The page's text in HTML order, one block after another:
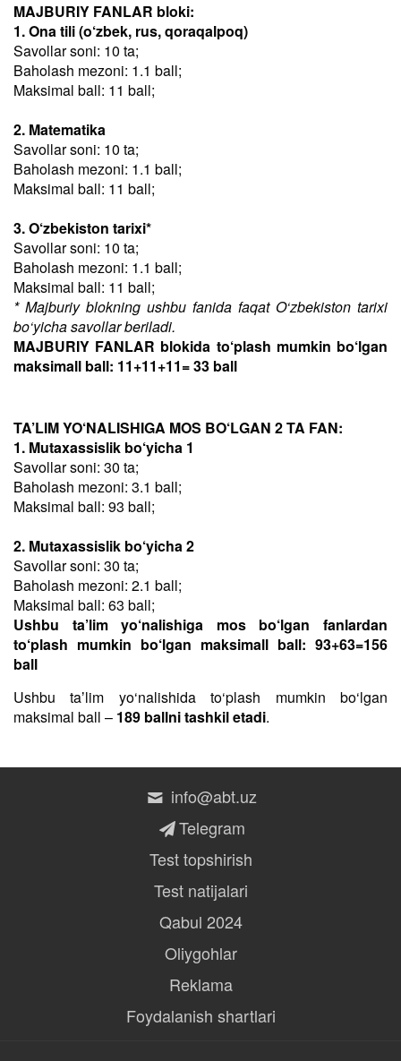
MAJBURIY FANLAR bloki:
1. Ona tili (o‘zbek, rus, qoraqalpoq)
Savollar soni: 10 ta;
Baholash mezoni: 1.1 ball;
Maksimal ball: 11 ball;
2. Matematika
Savollar soni: 10 ta;
Baholash mezoni: 1.1 ball;
Maksimal ball: 11 ball;
3. O‘zbekiston tarixi*
Savollar soni: 10 ta;
Baholash mezoni: 1.1 ball;
Maksimal ball: 11 ball;
* Majburiy blokning ushbu fanida faqat O‘zbekiston tarixi
bo‘yicha savollar beriladi.
MAJBURIY FANLAR blokida to‘plash mumkin bo‘lgan
maksimall ball: 11+11+11= 33 ball
TA’LIM YO‘NALISHIGA MOS BO‘LGAN 2 TA FAN:
1. Mutaxassislik bo‘yicha 1
Savollar soni: 30 ta;
Baholash mezoni: 3.1 ball;
Maksimal ball: 93 ball;
2. Mutaxassislik bo‘yicha 2
Savollar soni: 30 ta;
Baholash mezoni: 2.1 ball;
Maksimal ball: 63 ball;
Ushbu ta’lim yo‘nalishiga mos bo‘lgan fanlardan
to‘plash mumkin bo‘lgan maksimall ball: 93+63=156
ball
Ushbu taʼlim yo‘nalishida to‘plash mumkin bo‘lgan
maksimal ball – 189 ballni tashkil etadi.
info@abt.uz
Telegram
Test topshirish
Test natijalari
Qabul 2024
Oliygohlar
Reklama
Foydalanish shartlari